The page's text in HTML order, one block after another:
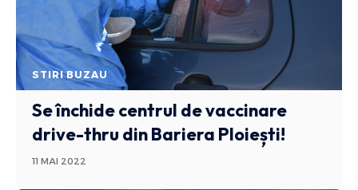
STIRI BUZAU
Se închide centrul de vaccinare
drive-thru din Bariera Ploiești!
11 MAI 2022